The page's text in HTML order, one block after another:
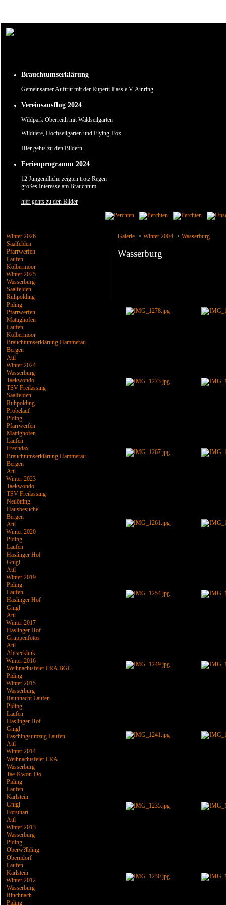
Brauchtumserklärung
Gemeinsamer Auftritt mit der Ruperti-Pass e.V. Ainring
Vereinsausflug 2024
Wildpark Oberreith mit Waldseilgarten
Wildtiere, Hochseilgarten und Flying-Fox
Hier gehts zu den Bildern
Ferienprogramm 2024
12 Jungendliche zeigten trotz Regen
großes Interesse am Brauchtum.
hier gehts zu den Bilder
Winter 2026
Saalfelden
Pfarrwerfen
Laufen
Kolbermoor
Winter 2025
Wasserburg
Saalfelden
Ruhpolding
Piding
Pfarrwerfen
Mattighofen
Laufen
Kolbermoor
Brauchtumserklärung Hammerau
Bergen
Attl
Winter 2024
Wasserburg
Taekwondo
TSV Freilassing
Saalfelden
Ruhpolding
Probelauf
Piding
Pfarrwerfen
Mattighofen
Laufen
Frechdax
Brauchtumserklärung Hammerau
Bergen
Attl
Winter 2023
Taekwondo
TSV Freilassing
Neuötting
Hausbesuche
Bergen
Attl
Winter 2020
Piding
Laufen
Haslinger Hof
Gnigl
Attl
Winter 2019
Piding
Laufen
Haslinger Hof
Gnigl
Attl
Winter 2017
Haslinger Hof
Gruppenfotos
Attl
Abtseeklink
Winter 2016
Weihnachtsfeier LRA BGL
Piding
Winter 2015
Wasserburg
Rauhnacht Laufen
Piding
Laufen
Haslinger Hof
Gnigl
Faschingsumzug Laufen
Attl
Winter 2014
Weihnachtsfeier LRA
Wasserburg
Tae-Kwon-Do
Piding
Laufen
Karlstein
Gnigl
Forsthart
Attl
Winter 2013
Wasserburg
Piding
Oberw?lbling
Oberndorf
Laufen
Karlstein
Winter 2012
Wasserburg
Rinchnach
Piding
Galerie -> Winter 2004 -> Wasserburg
Wasserburg